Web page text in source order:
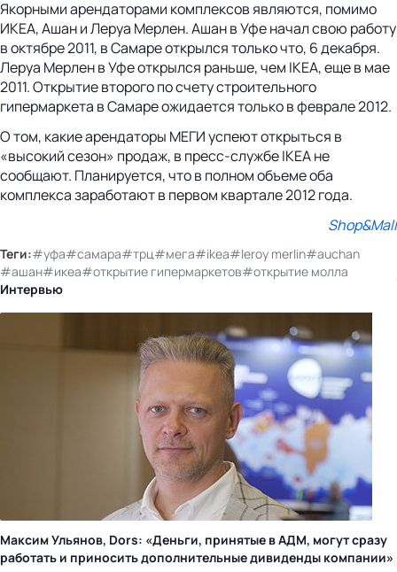
Якорными арендаторами комплексов являются, помимо
ИКЕА, Ашан и Леруа Мерлен. Ашан в Уфе начал свою работу
в октябре 2011, в Самаре открылся только что, 6 декабря.
Леруа Мерлен в Уфе открылся раньше, чем IKEA, еще в мае
2011. Открытие второго по счету строительного
гипермаркета в Самаре ожидается только в феврале 2012.
О том, какие арендаторы МЕГИ успеют открыться в
«высокий сезон» продаж, в пресс-службе IKEA не
сообщают. Планируется, что в полном объеме оба
комплекса заработают в первом квартале 2012 года.
Shop&Mall
Теги:#уфа#самара#трц#мега#ikea#leroy merlin#auchan
#ашан#икеа#открытие гипермаркетов#открытие молла
Интервью
Максим Ульянов, Dors: «Деньги, принятые в АДМ, могут сразу
работать и приносить дополнительные дивиденды компании»